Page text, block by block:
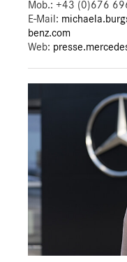
Mob.: +43 (0)676
E-Mail:
benz.com
Web: